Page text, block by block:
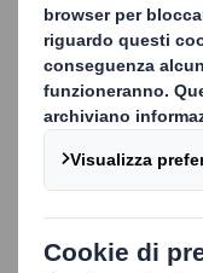
Riservati
Le nostre
base alle esigenze
consentendogli di
attività centrali